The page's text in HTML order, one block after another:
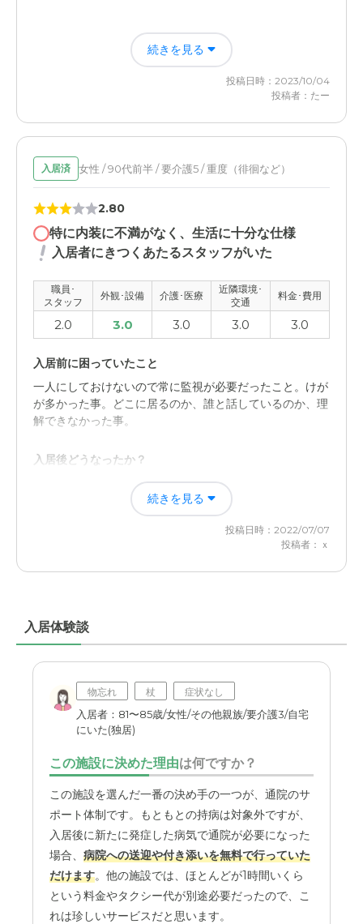
任せられる。緊急時は、ホームのバスで、病院まで送迎し
自宅の東陽町から、都バスで30分で行ける立地だったの
で、、面会に行くのも苦にならなかった
料金費用について
入居一時金が５００万円と高く、月額も２６万円程度と高
い感は否めないが、料金い見合ったサービスの提供を受け
たと思う
まず、施設内で働いていらっしゃる皆様の意識が高く、安
心して過ごせる場所だと感じました。館内も安心して利用
出来、困った点はすぐに対応してくるようで、信頼できる
職員・スタッフ・他入居者の雰囲気について
とてもお優しい、丁寧にご対応して下さるので、安心して
過ごせると感じました。大きく、ハッキリとした優しい口
た。
外観・内装・居室・設備について
とても綺麗な外観で、その点からも清潔さが目で見ても感
じられました。まだコロナ禍の前でしたので、それでも衛
生的な面で色々と行き届いていました。
応変に、かつ柔軟な対応は素晴らしいと感じました。
近隣環境や交通アクセスについて
交通アクセスは良いと感じました。このような施設はなか
移動では不安なく行けそうです。
事前にインターネットなどで相場を調べておりましたの
続きを見る
投稿日時：2023/10/04
投稿者：たー
入居済 女性 / 90代前半 / 要介護5 / 重度（徘徊など）
2.80
特に内装に不満がなく、生活に十分な仕様
入居者にきつくあたるスタッフがいた
職員･
スタッフ
外観･設備 介護･医療
近隣環境･
交通
料金･費用
2.0 3.0 3.0 3.0 3.0
入居前に困っていたこと
一人にしておけないので常に監視が必要だったこと。けが
が多かった事。どこに居るのか、誰と話しているのか、理
解できなかった事。
入居後どうなったか？
徘徊の心配はなくなったが、施設内で不自由をしていない
か気になったから。スタッフの対応が気になった。
職員・スタッフ・他入居者の雰囲気について
いつも笑顔で接してくれるスタッフもいたが、そうでない
外観・内装・居室・設備について
普通に生活する分には不自由さは感じなかった。特に内装
にこだわりがないので、十分に満たされる仕様だった。
介護医療サービスについて
人間同士なので相性がある。気軽に担当者を変えられるよ
うになっているといいのにと思う。
近隣環境や交通アクセスについて
特に不自由は感じなかった。他の親族も見舞いに来てくれ
続きを見る
投稿日時：2022/07/07
投稿者：ｘ
入居体験談
物忘れ 杖 症状なし
入居者：81〜85歳/女性/その他親族/要介護3/自宅
にいた(独居)
この施設に決めた理由は何ですか？
この施設を選んだ一番の決め手の一つが、通院のサ
ポート体制です。もともとの持病は対象外ですが、
入居後に新たに発症した病気で通院が必要になった
場合、 病院への送迎や付き添いを無料で行っていた
だけます。他の施設では、ほとんどが1時間いくら
という料金やタクシー代が別途必要だったので、こ
れは珍しいサービスだと思います。